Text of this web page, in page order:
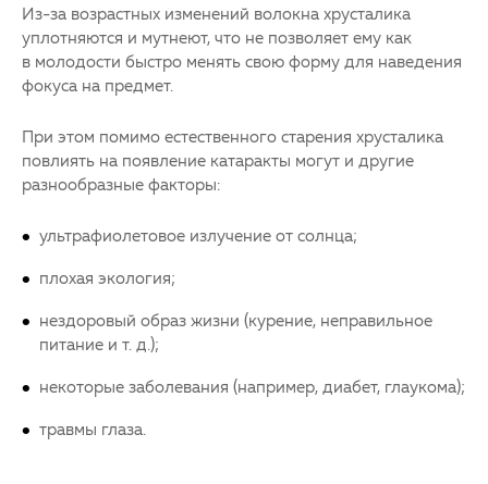
Из-за возрастных изменений волокна хрусталика
уплотняются и мутнеют, что не позволяет ему как
в молодости быстро менять свою форму для наведения
фокуса на предмет.
При этом помимо естественного старения хрусталика
повлиять на появление катаракты могут и другие
разнообразные факторы:
ультрафиолетовое излучение от солнца;
плохая экология;
нездоровый образ жизни (курение, неправильное
питание и т. д.);
некоторые заболевания (например, диабет, глаукома);
травмы глаза.